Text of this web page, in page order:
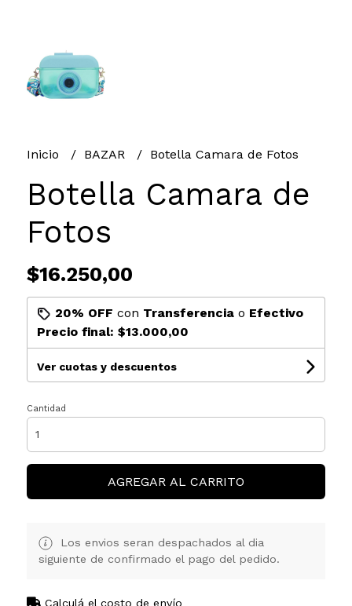
Inicio BAZAR Botella Camara de Fotos
Botella Camara de
Fotos
$16.250,00
20% OFF con Transferenciao Efectivo
Precio final: $13.000,00
Ver cuotas y descuentos
Cantidad
AGREGAR AL CARRITO
Los envios seran despachados al dia
siguiente de confirmado el pago del pedido.
Calculá el costo de envío